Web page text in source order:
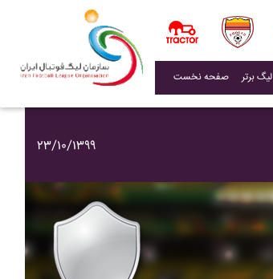
صفحه نخست لیگ برتر
۲۳/۱۰/۱۳۹۹